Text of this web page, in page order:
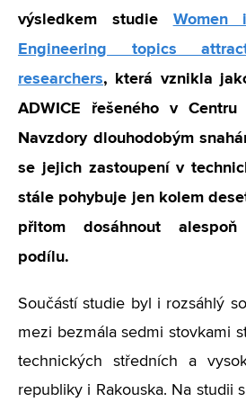
výsledkem studie Women
Engineering topics
researchers, která vznikla
ADWICE řešeného v
Navzdory dlouhodobým
se jejich zastoupení v
stále pohybuje jen kolem
přitom dosáhnout alespoň
podílu.
Součástí studie byl i rozsáhlý
mezi bezmála sedmi stovkami
technických středních a
republiky i Rakouska. Na studii